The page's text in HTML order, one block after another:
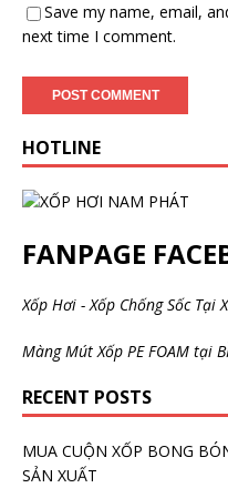
Save my name, email,
next time I comment.
HOTLINE
FANPAGE
Xốp Hơi - Xốp Chống Sốc Tại
Màng Mút Xốp PE FOAM tại
RECENT POSTS
MUA CUỘN XỐP BONG
SẢN XUẤT